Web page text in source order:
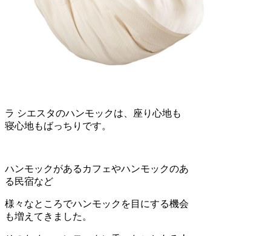
ラ シエスタのハンモックは、座り心地も
寝心地もばっちりです。
ハンモックがあるカフェやハンモックのあ
る民宿など
様々なところでハンモックを目にする機会
も増えてきました。